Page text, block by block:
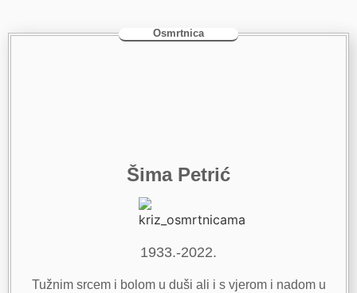
Osmrtnica
Šima Petrić
1933.-2022.
Tužnim srcem i bolom u duši ali i s vjerom i nadom u